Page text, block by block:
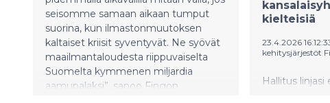
seisomme samaan aikaan tumput
suorina, kun ilmastonmuutoksen
kaltaiset kriisit syventyvät. Ne syövät
maailmantaloudesta riippuvaiselta
Suomelta kymmenen miljardia
aamupalaksi”, sanoo Fingon
kielteisiä
23.4.2026
kehitysjärjestöt
Hallitus linjasi